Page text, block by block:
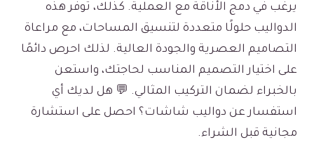
يرغب في دمج الأناقة مع العملية. كذلك، توفر هذه
الدواليب حلولًا متعددة لتنسيق المساحات، مع مراعاة
التصاميم العصرية والجودة العالية. لذلك احرص دائمًا
على اختيار التصميم المناسب لحاجتك، واستعن
بالخبراء لضمان التركيب المثالي. 💬 هل لديك أي
استفسار عن دواليب شاشات؟ احصل على استشارة
مجانية قبل الشراء.